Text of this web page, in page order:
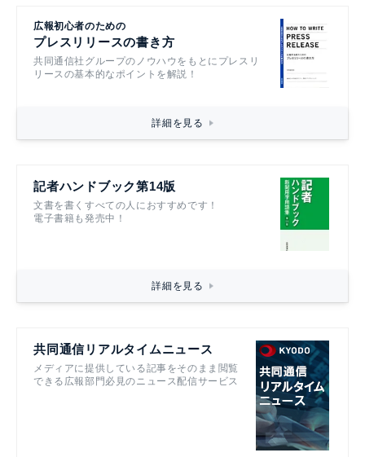
広報初心者のための
プレスリリースの書き方
共同通信社グループのノウハウをもとにプレスリ
リースの基本的なポイントを解説！
詳細を見る
記者ハンドブック第14版
文書を書くすべての人におすすめです！
電子書籍も発売中！
詳細を見る
共同通信リアルタイムニュース
メディアに提供している記事をそのまま閲覧
できる広報部門必見のニュース配信サービス